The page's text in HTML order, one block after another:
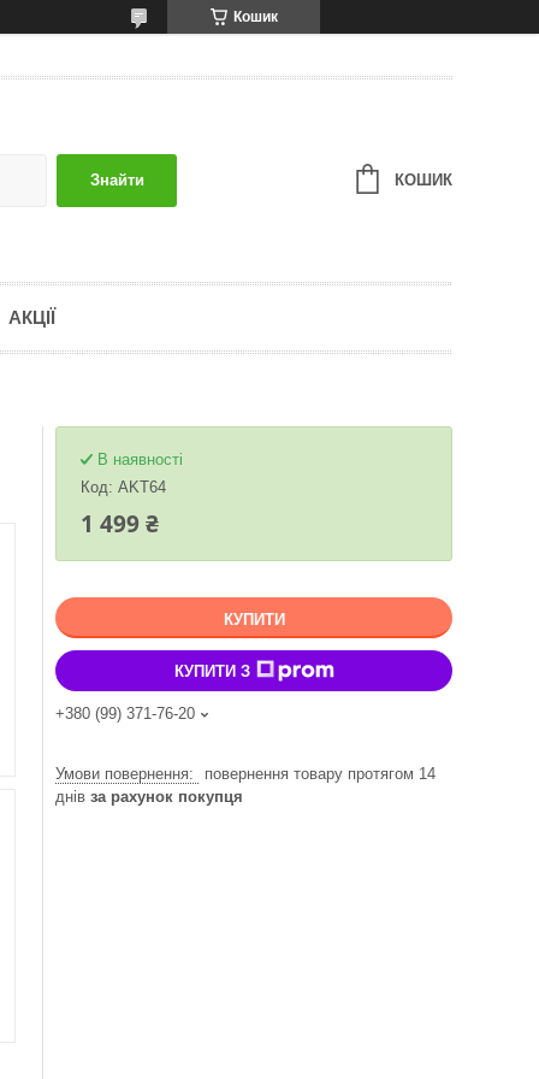
Кошик
Знайти КОШИК
АКЦІЇ
В наявності
Код: AKT64
1 499 ₴
КУПИТИ
КУПИТИ З
+380 (99) 371-76-20
повернення товару протягом 14
днів за рахунок покупця